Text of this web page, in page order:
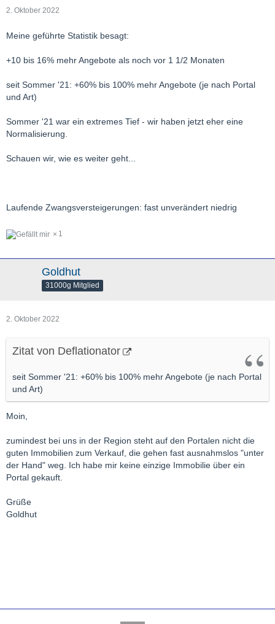
2. Oktober 2022
Meine geführte Statistik besagt:
+10 bis 16% mehr Angebote als noch vor 1 1/2 Monaten
seit Sommer '21: +60% bis 100% mehr Angebote (je nach Portal
und Art)
Sommer '21 war ein extremes Tief - wir haben jetzt eher eine
Normalisierung.
Schauen wir, wie es weiter geht...
Laufende Zwangsversteigerungen: fast unverändert niedrig
1
Goldhut
31000g Mitglied
2. Oktober 2022
Zitat von Deflationator
seit Sommer '21: +60% bis 100% mehr Angebote (je nach Portal
und Art)
Moin,
zumindest bei uns in der Region steht auf den Portalen nicht die
guten Immobilien zum Verkauf, die gehen fast ausnahmslos "unter
der Hand" weg. Ich habe mir keine einzige Immobilie über ein
Portal gekauft.
Grüße
Goldhut